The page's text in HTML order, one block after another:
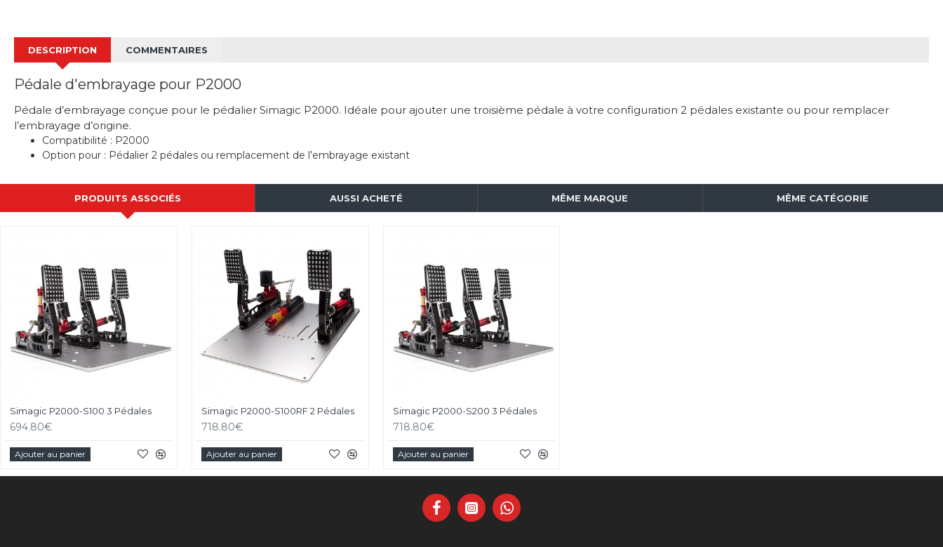
DESCRIPTION COMMENTAIRES
Pédale d'embrayage pour P2000
Pédale d’embrayage conçue pour le pédalier Simagic P2000. Idéale pour ajouter une troisième pédale à votre configuration 2 pédales existante ou pour remplacer
l’embrayage d’origine.
Compatibilité : P2000
Option pour : Pédalier 2 pédales ou remplacement de l’embrayage existant
PRODUITS ASSOCIÉS AUSSI ACHETÉ MÊME MARQUE MÊME CATÉGORIE
Simagic P2000-S100 3 Pédales
694.80€
Ajouter au panier
Simagic P2000-S100RF 2 Pédales
718.80€
Ajouter au panier
Simagic P2000-S200 3 Pédales
718.80€
Ajouter au panier